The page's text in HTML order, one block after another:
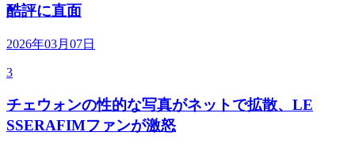
酷評に直面
2026年03月07日
3
チェウォンの性的な写真がネットで拡散、LE
SSERAFIMファンが激怒